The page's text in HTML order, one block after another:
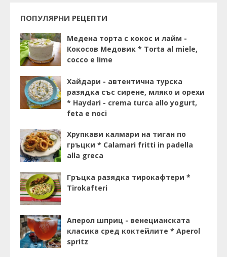
ПОПУЛЯРНИ РЕЦЕПТИ
Медена торта с кокос и лайм -
Кокосов Медовик * Torta al miele,
cocco e lime
Хайдари - автентична турска
разядка със сирене, мляко и орехи
* Haydari - crema turca allo yogurt,
feta e noci
Хрупкави калмари на тиган по
гръцки * Calamari fritti in padella
alla greca
Гръцка разядка тирокафтери *
Tirokafteri
Аперол шприц - венецианската
класика сред коктейлите * Aperol
spritz